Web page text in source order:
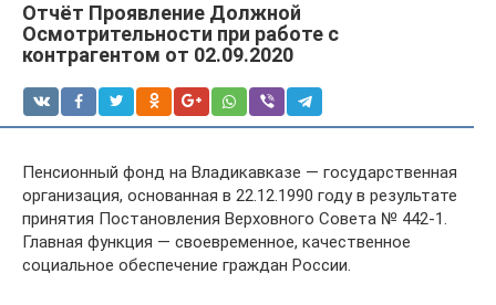
Отчёт Проявление Должной
Осмотрительности при работе с
контрагентом от 02.09.2020
Пенсионный фонд на Владикавказе — государственная
организация, основанная в 22.12.1990 году в результате
принятия Постановления Верховного Совета № 442-1.
Главная функция — своевременное, качественное
социальное обеспечение граждан России.